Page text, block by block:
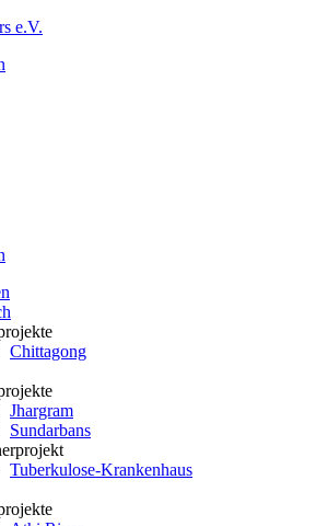
Chittagong
Jhargram
Sundarbans
Tuberkulose-Krankenhaus